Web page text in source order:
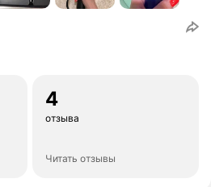
4
отзыва
Читать отзывы